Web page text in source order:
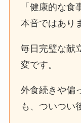
「健康的な
本音ではあり
毎日完璧な献
変です。
外食続きや偏
も、ついつい